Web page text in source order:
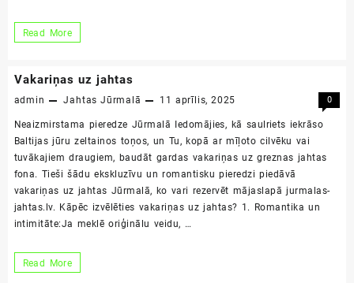
Jahtu
svinībām
Jūrmalā
Read More
Vakariņas uz jahtas
admin Jahtas Jūrmalā 11 aprīlis, 2025 0
Neaizmirstama pieredze Jūrmalā Iedomājies, kā saulriets iekrāso
Baltijas jūru zeltainos toņos, un Tu, kopā ar mīļoto cilvēku vai
tuvākajiem draugiem, baudāt gardas vakariņas uz greznas jahtas
fona. Tieši šādu ekskluzīvu un romantisku pieredzi piedāvā
vakariņas uz jahtas Jūrmalā, ko vari rezervēt mājaslapā jurmalas-
jahtas.lv. Kāpēc izvēlēties vakariņas uz jahtas? 1. Romantika un
intimitāte:Ja meklē oriģinālu veidu, …
Vakariņas
Read More